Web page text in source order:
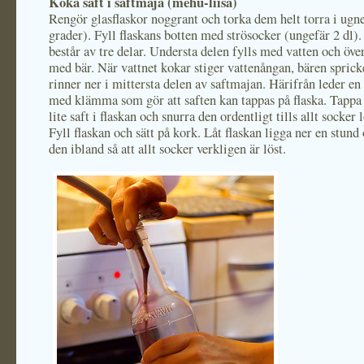
Rengör glasflaskor noggrant och torka dem helt torra i
grader). Fyll flaskans botten med strösocker (ungefär 2
består av tre delar. Understa delen fylls med vatten och
med bär. När vattnet kokar stiger vattenångan, bären
rinner ner i mittersta delen av saftmajan. Härifrån leder
med klämma som gör att saften kan tappas på flaska.
lite saft i flaskan och snurra den ordentligt tills allt socker
Fyll flaskan och sätt på kork. Låt flaskan ligga ner en stund
den ibland så att allt socker verkligen är löst.